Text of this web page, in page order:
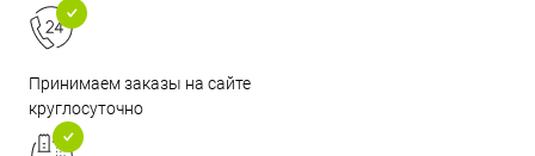
Принимаем заказы на сайте
круглосуточно